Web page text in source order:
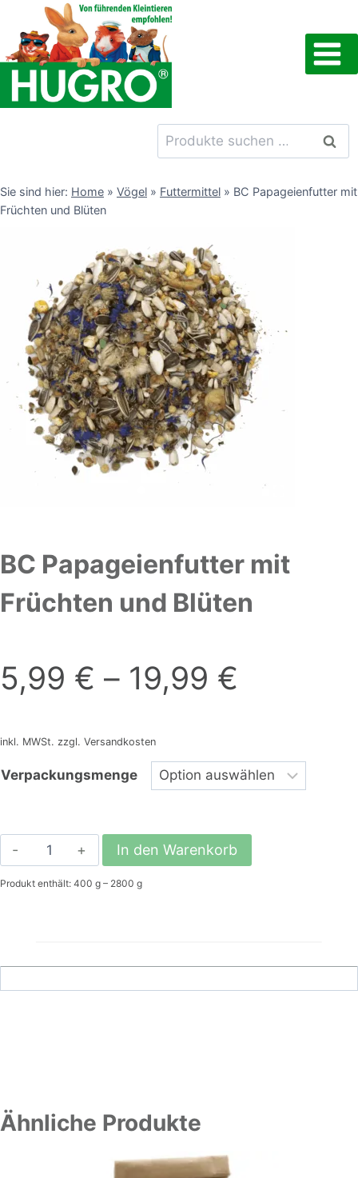
Inhalt
springen
Suchen
nach:
Sie sind hier: Home » Vögel » Futtermittel » BC Papageienfutter mit
Früchten und Blüten
BC Papageienfutter mit
Früchten und Blüten
5,99 € – 19,99 €
inkl. MWSt. zzgl. Versandkosten
Verpackungsmenge
BC
Papageienfutter
mit
In den Warenkorb
Produkt enthält: 400 g – 2800 g
Ähnliche Produkte